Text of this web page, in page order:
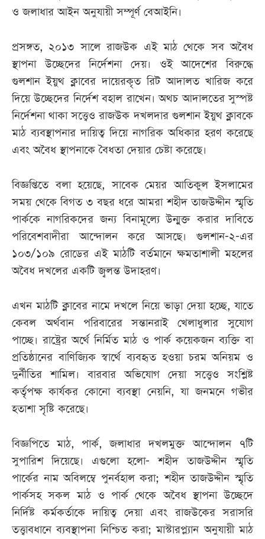
ও জলাধার আইন অনুযায়ী সম্পূর্ণ বেআইনি।
প্রসঙ্গত, ২০১৩ সালে রাজউক এই মাঠ থেকে সব অবৈধ
স্থাপনা উচ্ছেদের নির্দেশনা দেয়। ওই আদেশের বিরুদ্ধে
গুলশান ইয়ুথ ক্লাবের দায়েরকৃত রিট আদালত খারিজ করে
দিয়ে উচ্ছেদের নির্দেশ বহাল রাখেন। অথচ আদালতের সুস্পষ্ট
নির্দেশনা থাকা সত্ত্বেও রাজউক দখলদার গুলশান ইয়ুথ ক্লাবকে
মাঠ ব্যবস্থাপনার দায়িত্ব দিয়ে নাগরিক অধিকার হরণ করেছে
এবং অবৈধ স্থাপনাকে বৈধতা দেয়ার চেষ্টা করেছে।
বিজ্ঞপ্তিতে বলা হয়েছে, সাবেক মেয়র আতিকুল ইসলামের
সময় থেকে বিগত ৩ বছর ধরে আমরা শহীদ তাজউদ্দীন স্মৃতি
পার্ককে নাগরিকদের জন্য বিনামূল্যে উন্মুক্ত করার দাবিতে
পরিবেশবাদীরা আন্দোলন করে আসছে। গুলশান-২-এর
১০৩/১০৯ রোডের এই মাঠটি বর্তমানে ক্ষমতাশালী মহলের
অবৈধ দখলের একটি জ্বলন্ত উদাহরণ।
এখন মাঠটি ক্লাবের নামে দখলে নিয়ে ভাড়া দেয়া হচ্ছে, যাতে
কেবল অর্থবান পরিবারের সন্তানরাই খেলাধুলার সুযোগ
পাচ্ছে। রাষ্ট্রের অর্থে নির্মিত মাঠ ও পার্ক কয়েকজন ব্যক্তি বা
প্রতিষ্ঠানের বাণিজ্যিক স্বার্থে ব্যবহৃত হওয়া চরম অনিয়ম ও
দুর্নীতির শামিল। বারবার অভিযোগ দেয়া সত্ত্বেও সংশ্লিষ্ট
কর্তৃপক্ষ কার্যকর কোনো ব্যবস্থা নেয়নি, যা জনমনে গভীর
হতাশা সৃষ্টি করেছে।
বিজ্ঞপিতে মাঠ, পার্ক, জলাধার দখলমুক্ত আন্দোলন ৭টি
সুপারিশ দিয়েছে। এগুলো হলো- শহীদ তাজউদ্দীন স্মৃতি
পার্কের নাম অবিলম্বে পুনর্বহাল করা; শহীদ তাজউদ্দীন স্মৃতি
পার্কসহ সকল মাঠ ও পার্ক থেকে অবৈধ স্থাপনা উচ্ছেদে
নির্দিষ্ট কর্মকর্তাকে দায়িত্ব দেয়া এবং রাজউকের সরাসরি
তত্ত্বাবধানে ব্যবস্থাপনা নিশ্চিত করা; মাস্টারপ্ল্যান অনুযায়ী মাঠ